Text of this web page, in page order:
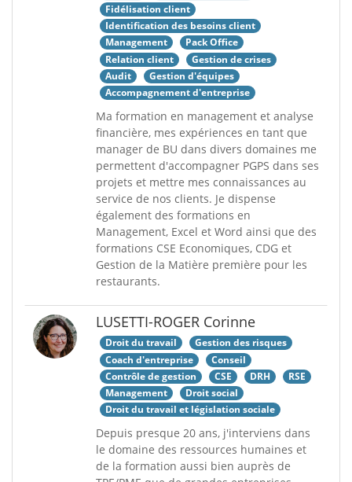
Fidélisation client
Identification des besoins client
Management
Pack Office
Relation client
Gestion de crises
Audit
Gestion d'équipes
Accompagnement d'entreprise
Ma formation en management et analyse
financière, mes expériences en tant que
manager de BU dans divers domaines me
permettent d'accompagner PGPS dans ses
projets et mettre mes connaissances au
service de nos clients. Je dispense
également des formations en
Management, Excel et Word ainsi que des
formations CSE Economiques, CDG et
Gestion de la Matière première pour les
restaurants.
LUSETTI-ROGER Corinne
Droit du travail
Gestion des risques
Coach d'entreprise
Conseil
Contrôle de gestion
CSE DRH
RSE
Management
Droit social
Droit du travail et législation sociale
Depuis presque 20 ans, j'interviens dans
le domaine des ressources humaines et
de la formation aussi bien auprès de